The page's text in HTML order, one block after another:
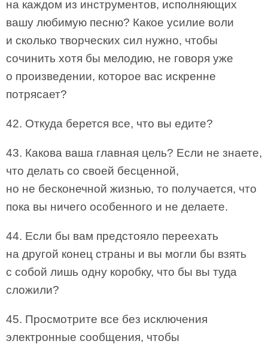
на каждом из инструментов, исполняющих
вашу любимую песню? Какое усилие воли
и сколько творческих сил нужно, чтобы
сочинить хотя бы мелодию, не говоря уже
о произведении, которое вас искренне
потрясает?
42. Откуда берется все, что вы едите?
43. Какова ваша главная цель? Если не знаете,
что делать со своей бесценной,
но не бесконечной жизнью, то получается, что
пока вы ничего особенного и не делаете.
44. Если бы вам предстояло переехать
на другой конец страны и вы могли бы взять
с собой лишь одну коробку, что бы вы туда
сложили?
45. Просмотрите все без исключения
электронные сообщения, чтобы